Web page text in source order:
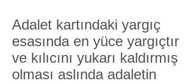
Adalet kartındaki yargıç
esasında en yüce yargıçtır
ve kılıcını yukarı kaldırmış
olması aslında adaletin